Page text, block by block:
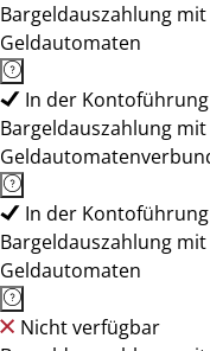
Bargeldauszahlung
Geldautomaten
In der
Bargeldauszahlung
In der
Bargeldauszahlung
Geldautomaten
Nicht verfügbar